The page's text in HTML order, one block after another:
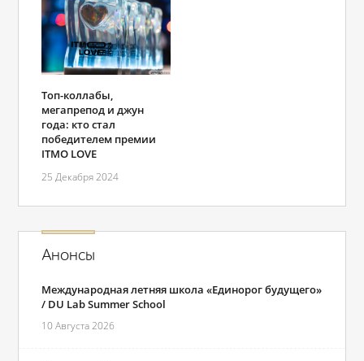
Топ-коллабы,
мегапрепод и джун
года: кто стал
победителем премии
ITMO LOVE
25 Декабря 2024
Анонсы
Международная летняя школа «Единорог будущего»
/ DU Lab Summer School
10 Августа 2026